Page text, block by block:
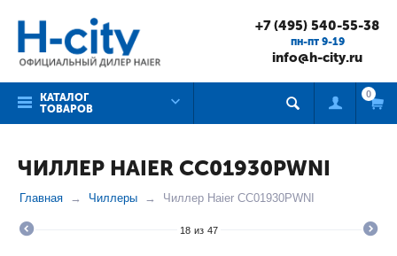
+7 (495) 540-55-38
пн-пт 9-19
info@h-city.ru
КАТАЛОГ
ТОВАРОВ
0
ЧИЛЛЕР HAIER CC01930PWNI
Главная Чиллеры Чиллер Haier CC01930PWNI
18 из 47